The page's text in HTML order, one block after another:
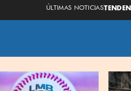
ÚLTIMAS NOTICIAS